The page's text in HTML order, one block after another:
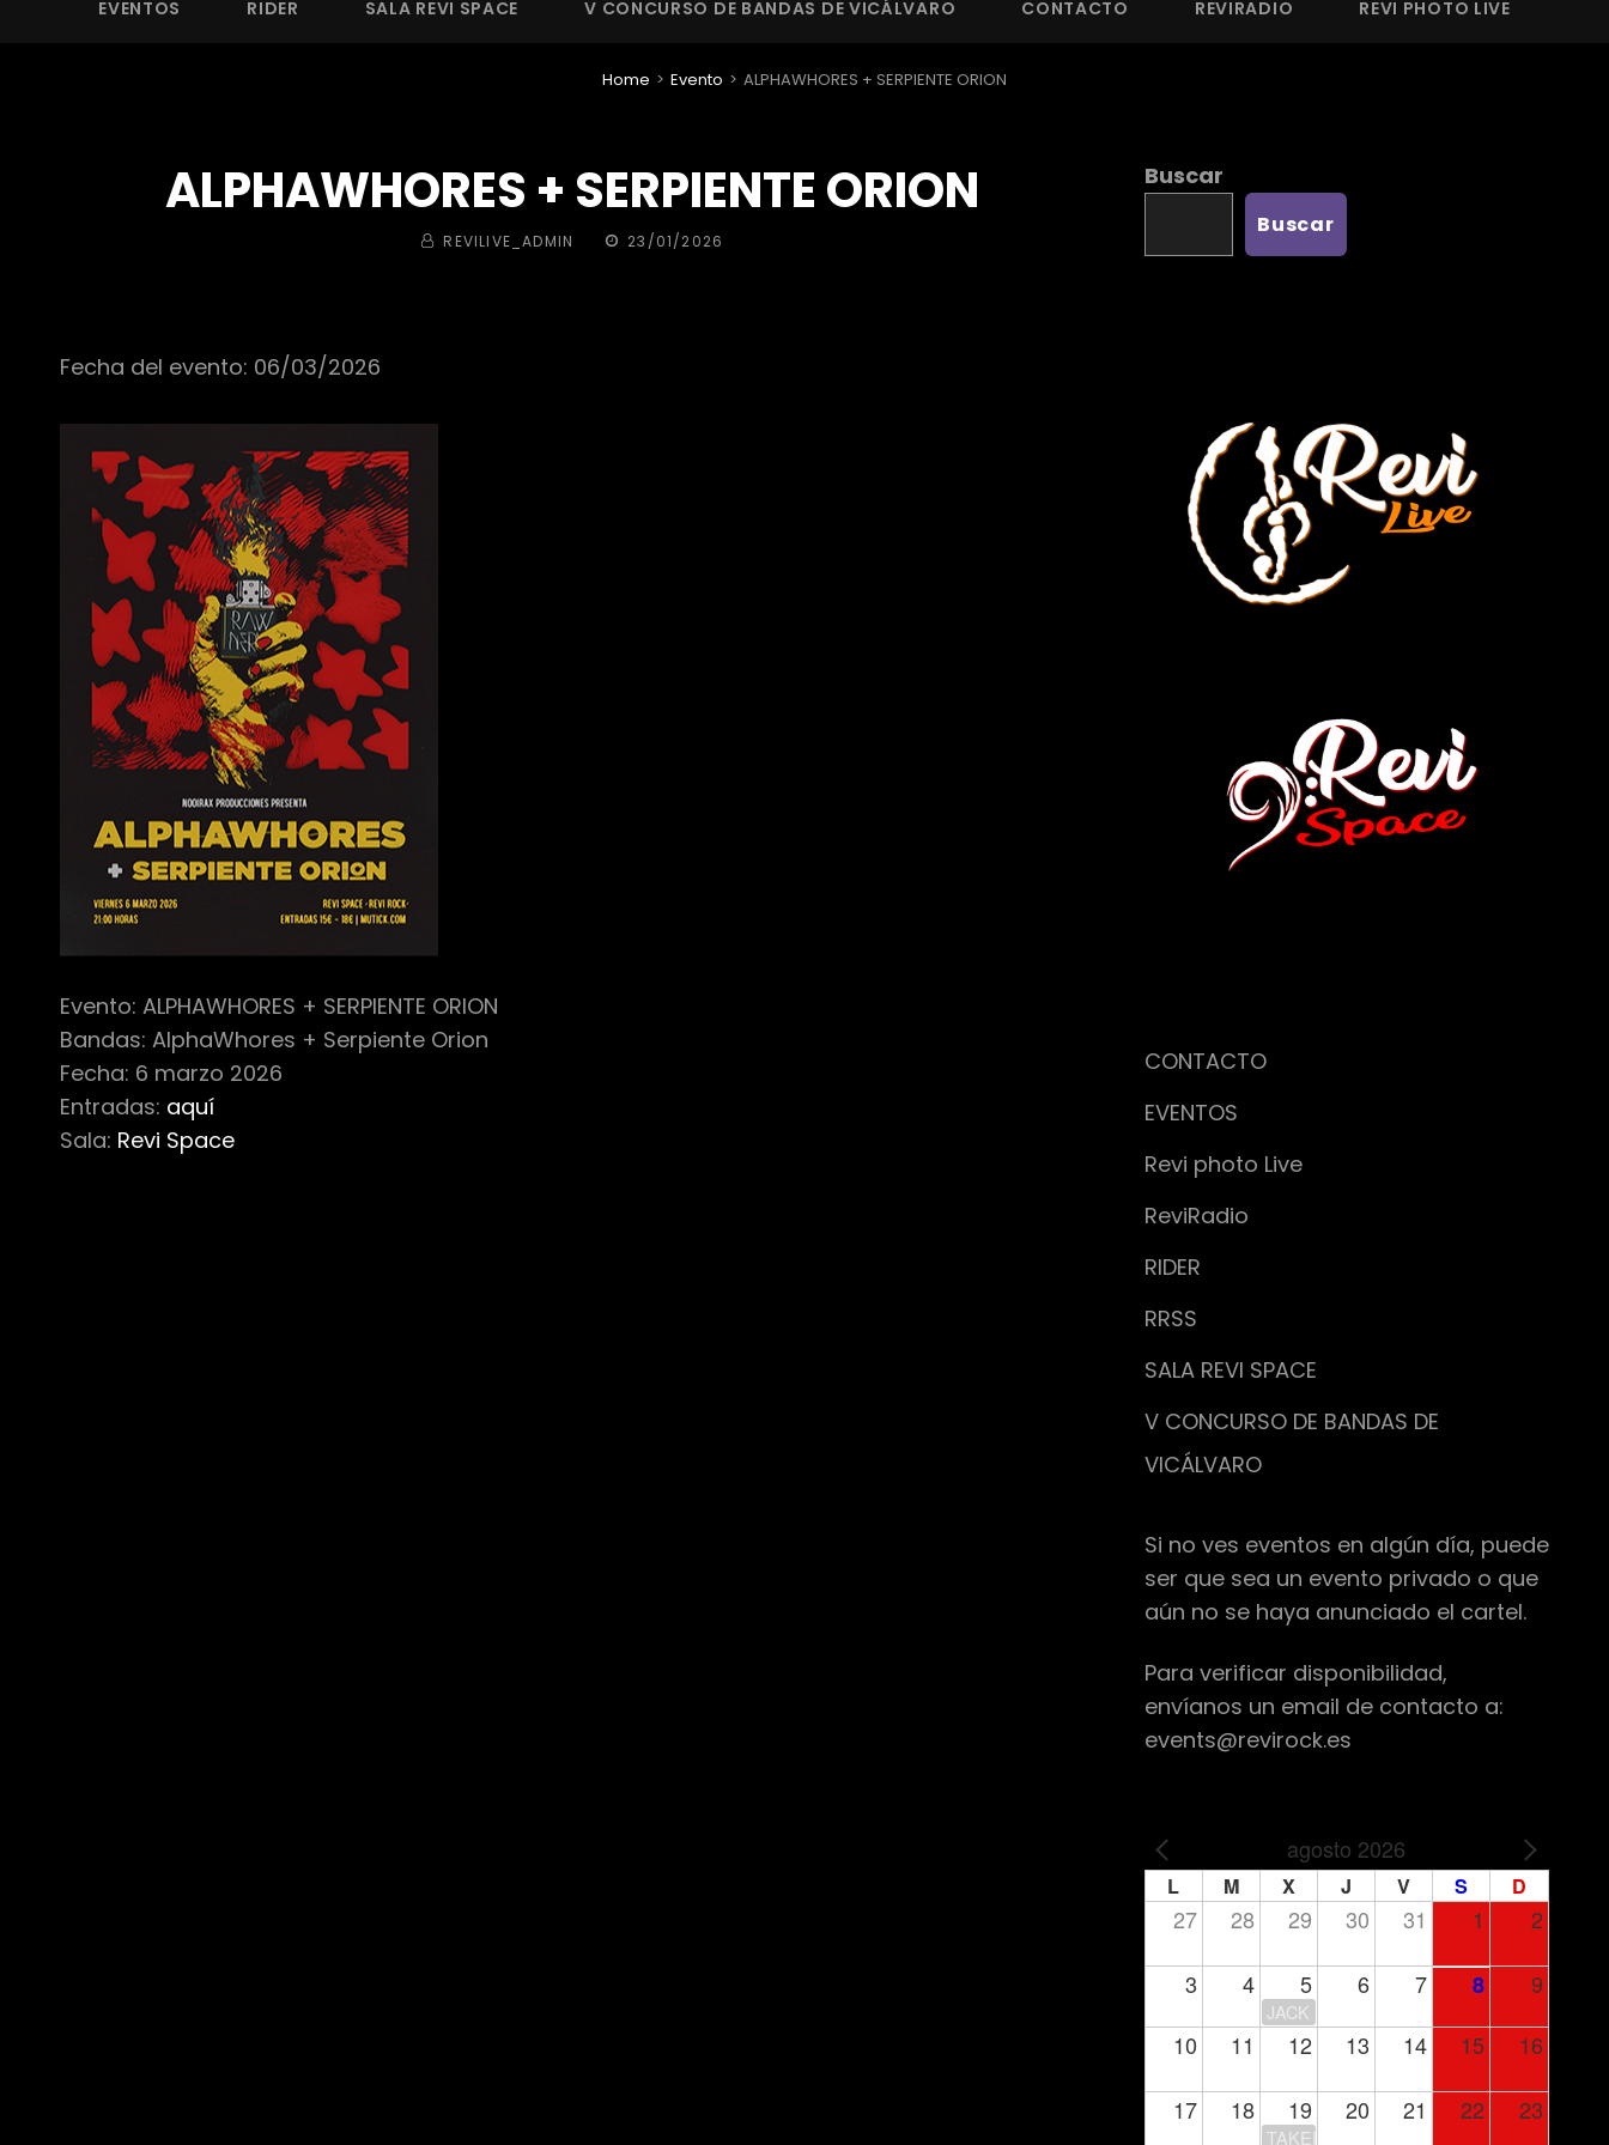
EVENTOS RIDER SALA REVI SPACE V CONCURSO DE BANDAS DE VICÁLVARO CONTACTO REVIRADIO REVI PHOTO LIVE
Home > Evento > ALPHAWHORES + SERPIENTE ORION
ALPHAWHORES + SERPIENTE ORION
BY REVILIVE_ADMIN
PUBLICADA
23/01/2026
Fecha del evento: 06/03/2026
Evento: ALPHAWHORES + SERPIENTE ORION
Bandas: AlphaWhores + Serpiente Orion
Fecha: 6 marzo 2026
Entradas: aquí
Sala: Revi Space
Buscar
Buscar
CONTACTO
EVENTOS
Revi photo Live
ReviRadio
RIDER
RRSS
SALA REVI SPACE
V CONCURSO DE BANDAS DE
VICÁLVARO
Si no ves eventos en algún día, puede
ser que sea un evento privado o que
aún no se haya anunciado el cartel.
Para verificar disponibilidad,
envíanos un email de contacto a:
events@revirock.es
agosto 2026 NEXT
L M X J V S D
27 28 29 30 31 1 2
3 4 5 6 7 8 9
JACK MOORE
10 11 12 13 14 15 16
17 18 19 20 21 22 23
TAKERU’S CLUB HOUSE